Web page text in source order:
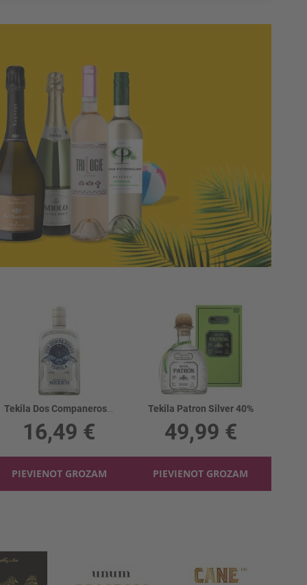
Tekila Dos Companeros Silver 38%
16,49 €
PIEVIENOT GROZAM
Tekila Patron Silver 40%
49,99 €
PIEVIENOT GROZAM